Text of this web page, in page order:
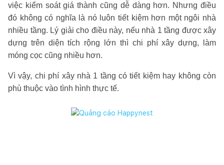
việc kiểm soát giá thành cũng dễ dàng hơn. Nhưng điều
đó không có nghĩa là nó luôn tiết kiệm hơn một ngôi nhà
nhiều tầng. Lý giải cho điều này, nếu nhà 1 tầng được xây
dựng trên diện tích rộng lớn thì chi phí xây dựng, làm
móng cọc cũng nhiều hơn.
Vì vậy, chi phí xây nhà 1 tầng có tiết kiệm hay không còn
phù thuộc vào tình hình thực tế.